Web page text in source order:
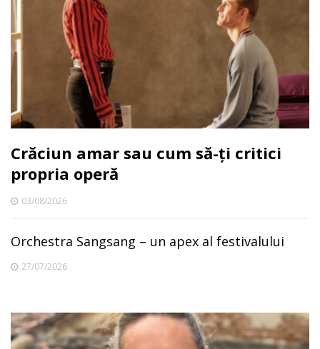
Crăciun amar sau cum să-ți critici
propria operă
03/08/2026
Orchestra Sangsang – un apex al festivalului
27/07/2026